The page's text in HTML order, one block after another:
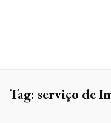
Tag: serviço de